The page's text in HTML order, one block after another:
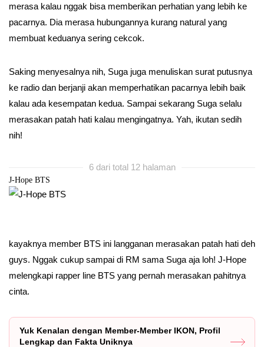
merasa kalau nggak bisa memberikan perhatian yang lebih ke
pacarnya. Dia merasa hubungannya kurang natural yang
membuat keduanya sering cekcok.
Saking menyesalnya nih, Suga juga menuliskan surat putusnya
ke radio dan berjanji akan memperhatikan pacarnya lebih baik
kalau ada kesempatan kedua. Sampai sekarang Suga selalu
merasakan patah hati kalau mengingatnya. Yah, ikutan sedih
nih!
6 dari total 12 halaman
J-Hope BTS
kayaknya member BTS ini langganan merasakan patah hati deh
guys. Nggak cukup sampai di RM sama Suga aja loh! J-Hope
melengkapi rapper line BTS yang pernah merasakan pahitnya
cinta.
Yuk Kenalan dengan Member-Member IKON, Profil
Lengkap dan Fakta Uniknya